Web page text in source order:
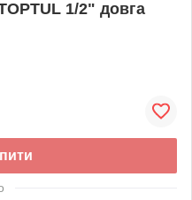
1/2" довга